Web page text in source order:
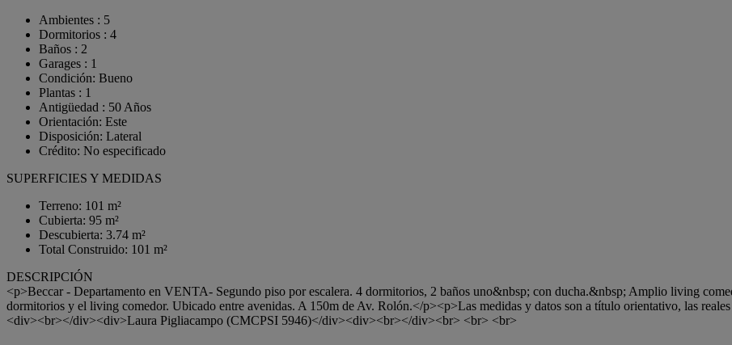
Ambientes : 5
Dormitorios : 4
Baños : 2
Garages : 1
Condición: Bueno
Plantas : 1
Antigüedad : 50 Años
Orientación: Este
Disposición: Lateral
Crédito: No especificado
SUPERFICIES Y MEDIDAS
Terreno: 101 m²
Cubierta: 95 m²
Descubierta: 3.74 m²
Total Construido: 101 m²
DESCRIPCIÓN
<p>Beccar - Departamento en VENTA- Segundo piso por escalera. 4 dormitorios, 2 baños uno&nbsp; con ducha.&nbsp; Amplio living
dormitorios y el living comedor. Ubicado entre avenidas. A 150m de Av. Rolón.</p><p>Las medidas y datos son a título orientativo, las
<div><br></div><div>Laura Pigliacampo (CMCPSI 5946)</div><div><br></div><br> <br> <br>